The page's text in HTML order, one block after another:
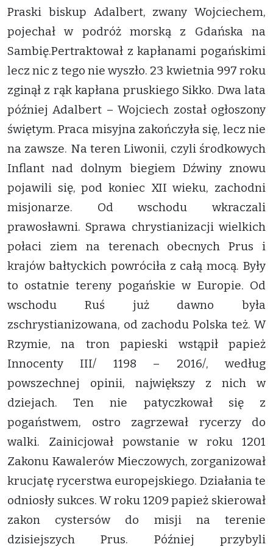
Praski biskup Adalbert, zwany Wojciechem,
pojechał w podróż morską z Gdańska na
Sambię.Pertraktował z kapłanami pogańskimi
lecz nic z tego nie wyszło. 23 kwietnia 997 roku
zginął z rąk kapłana pruskiego Sikko. Dwa lata
później Adalbert – Wojciech został ogłoszony
świętym. Praca misyjna zakończyła się, lecz nie
na zawsze. Na teren Liwonii, czyli środkowych
Inflant nad dolnym biegiem Dźwiny znowu
pojawili się, pod koniec XII wieku, zachodni
misjonarze. Od wschodu wkraczali
prawosławni. Sprawa chrystianizacji wielkich
połaci ziem na terenach obecnych Prus i
krajów bałtyckich powróciła z całą mocą. Były
to ostatnie tereny pogańskie w Europie. Od
wschodu Ruś już dawno była
zschrystianizowana, od zachodu Polska też. W
Rzymie, na tron papieski wstąpił papież
Innocenty III/ 1198 – 2016/, według
powszechnej opinii, największy z nich w
dziejach. Ten nie patyczkował się z
pogaństwem, ostro zagrzewał rycerzy do
walki. Zainicjował powstanie w roku 1201
Zakonu Kawalerów Mieczowych, zorganizował
krucjatę rycerstwa europejskiego. Działania te
odniosły sukces. W roku 1209 papież skierował
zakon cystersów do misji na terenie
dzisiejszych Prus. Później przybyli